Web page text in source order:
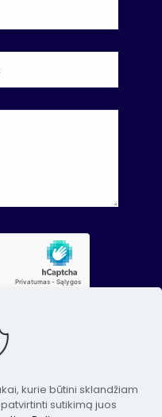
kurie būtini sklandžiam
sutikimą juos